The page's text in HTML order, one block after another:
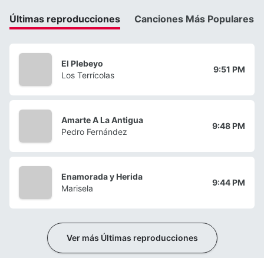
Últimas reproducciones Canciones Más Populares
El Plebeyo
Los Terrícolas
9:51 PM
Amarte A La Antigua
Pedro Fernández
9:48 PM
Enamorada y Herida
Marisela
9:44 PM
Ver más Últimas reproducciones